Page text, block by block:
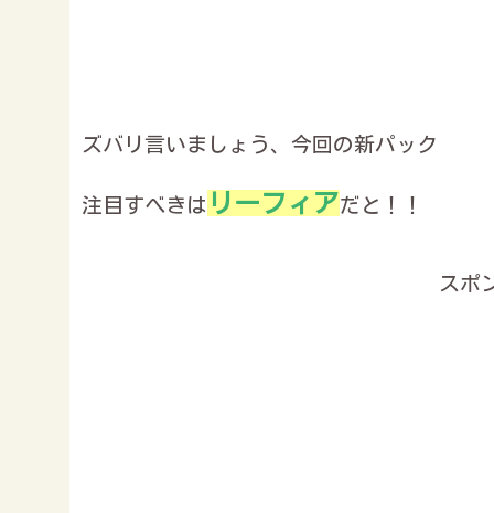
ズバリ言いましょう、今回の新パック
注目すべきは リーフィアだと！！
スポ